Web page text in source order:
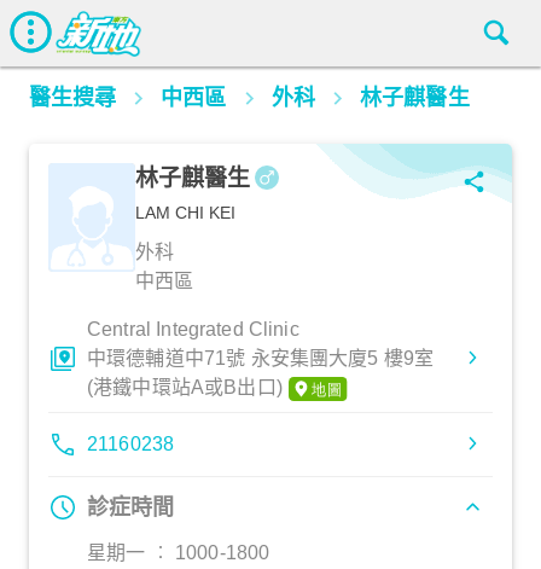
醫生搜尋 中西區 外科 林子麒醫生
林子麒醫生
LAM CHI KEI
外科
中西區
Central Integrated Clinic
中環德輔道中71號 永安集團大廈5 樓9室
(港鐵中環站A或B出口)
21160238
診症時間
星期一 ︰ 1000-1800